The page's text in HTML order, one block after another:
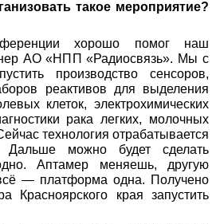
такое мероприятие?
хорошо помог наш
АО «НПП «Радиосвязь». Мы с
производство сенсоров,
реактивов для выделения
клеток, электрохимических
рака легких, молочных
технология отрабатывается
Дальше можно будет сделать
Аптамер меняешь, другую
— платформа одна. Получено
Красноярского края запустить